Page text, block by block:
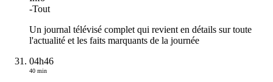
-Tout
Un journal télévisé complet qui revient en détails sur toute
l'actualité et les faits marquants de la journée
04h46
40 min